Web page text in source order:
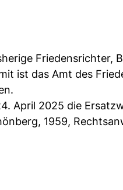
Friedensrichter,
ist das Amt des
April 2025 die
1959,